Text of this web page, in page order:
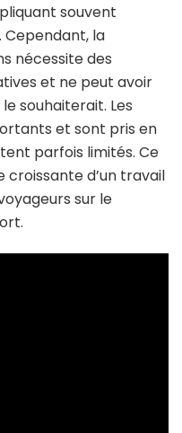
souvent
Cependant, la
nécessite des
et ne peut avoir
souhaiterait. Les
et sont pris en
parfois limités. Ce
d’un travail
sur le